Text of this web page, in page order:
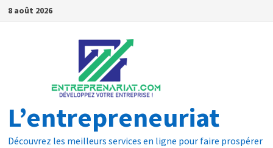
8 août 2026
L’entrepreneuriat
Découvrez les meilleurs services en ligne pour faire prospérer